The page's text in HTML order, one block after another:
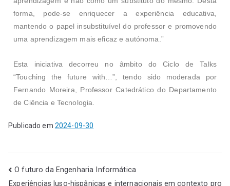
forma, pode-se enriquecer a experiência educativa,
mantendo o papel insubstituível do professor e promovendo
uma aprendizagem mais eficaz e autónoma.”
Esta iniciativa decorreu no âmbito do Ciclo de Talks
“Touching the future with…”, tendo sido moderada por
Fernando Moreira, Professor Catedrático do Departamento
de Ciência e Tecnologia.
Publicado em 2024-09-30
O futuro da Engenharia Informática
Experiências luso-hispânicas e internacionais em contexto pro